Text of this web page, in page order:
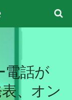
電話が
、オン